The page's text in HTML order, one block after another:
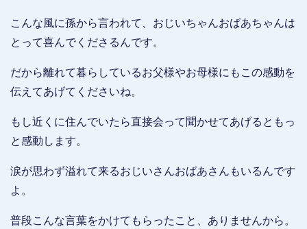
こんな風に孫から言われて、おじいちゃんおばあちゃんは
とって喜んでくださるんです。
だから離れて暮らしているお父様やお母様にもこの感動を
伝えてあげてくださいね。
もし近くに住んでいたら直接会って聞かせてあげるともっ
と感動します。
涙が思わず溢れて来るおじいさんおばあさんもいるんです
よ。
普段こんな言葉をかけてもらったこと、ありませんから。